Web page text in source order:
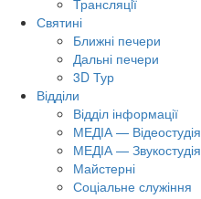
Трансляцiї
Святині
Ближні печери
Дальні печери
3D Тур
Відділи
Відділ інформації
МЕДІА — Відеостудія
МЕДІА — Звукостудія
Майстерні
Соціальне служіння